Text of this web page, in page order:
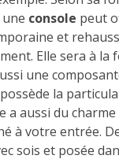
console peut
et
Elle sera à la
une
la
a aussi du
à votre entrée.
sois et posée